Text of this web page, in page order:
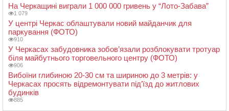
На Черкащині виграли 1 000 000 гривень у “Лото-Забава”
1 079
У центрі Черкас облаштували новий майданчик для
паркування (ФОТО)
910
У Черкасах забудовника зобов’язали розблокувати тротуар
біля майбутнього торговельного центру (ФОТО)
906
Вибоїни глибиною 20-30 см та шириною до 3 метрів: у
Черкасах просять відремонтувати під’їзд до житлових
будинків
885